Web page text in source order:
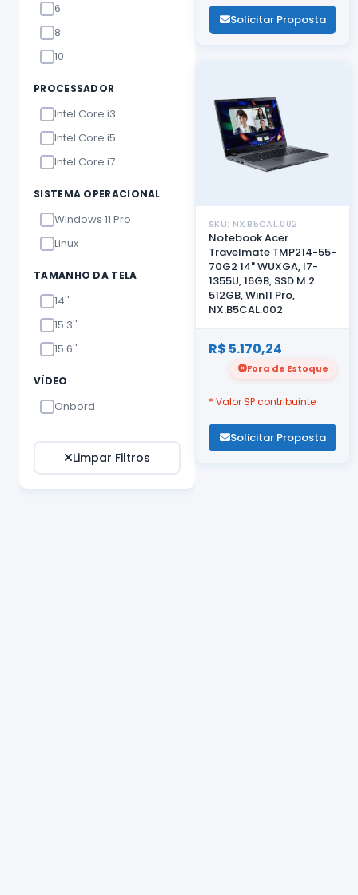
6
8
10
PROCESSADOR
Intel Core i3
Intel Core i5
Intel Core i7
SISTEMA OPERACIONAL
Windows 11 Pro
Linux
TAMANHO DA TELA
14''
15.3''
15.6''
VÍDEO
Onbord
Limpar Filtros
Solicitar Proposta
SKU: NX.B5CAL.002
Notebook Acer
Travelmate TMP214-55-
70G2 14" WUXGA, I7-
1355U, 16GB, SSD M.2
512GB, Win11 Pro,
NX.B5CAL.002
R$ 5.170,24
Fora de Estoque
* Valor SP contribuinte
Solicitar Proposta